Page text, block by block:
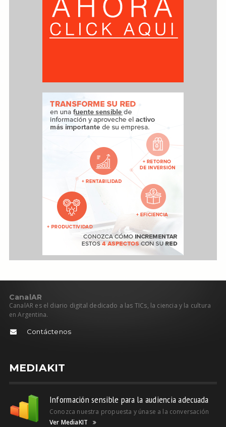
CanalAR
CanalAR es el diario digital dedicado a las TICs, la ciencia y la cultura
en Argentina.
Contáctenos
MEDIAKIT
Información sensible para la audiencia adecuada
Conozca nuestra propuesta y únase a la conversación
Ver MediaKIT